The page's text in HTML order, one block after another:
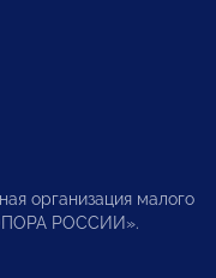
организация малого
РОССИИ».